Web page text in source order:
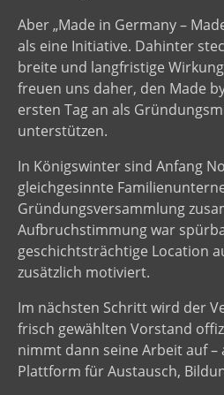
Aber „Made in Germany –
als eine Initiative. Dahinter
breite und langfristige
freuen uns daher, den Made
ersten Tag an als
unterstützen.
In Königswinter sind Anfang
gleichgesinnte
Gründungsversammlung
Aufbruchstimmung war
geschichtsträchtige Location
zusätzlich motiviert.
Im nächsten Schritt wird der
frisch gewählten Vorstand
nimmt dann seine Arbeit auf –
Plattform für Austausch,